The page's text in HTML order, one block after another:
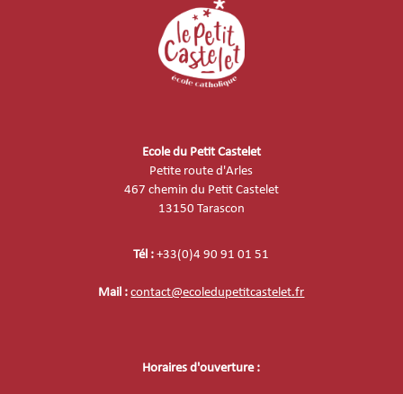
Ecole du Petit Castelet
Petite route d'Arles
467 chemin du Petit Castelet
13150 Tarascon
Tél : +33(0)4 90 91 01 51
Mail :contact@ecoledupetitcastelet.fr
Horaires d'ouverture :